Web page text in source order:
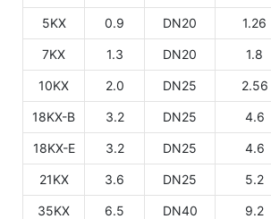
5KX 0.9 DN20 1.26
7KX 1.3 DN20 1.8
10KX 2.0 DN25 2.56
18KX-B 3.2 DN25 4.6
18KX-E 3.2 DN25 4.6
21KX 3.6 DN25 5.2
35KX 6.5 DN40 9.2